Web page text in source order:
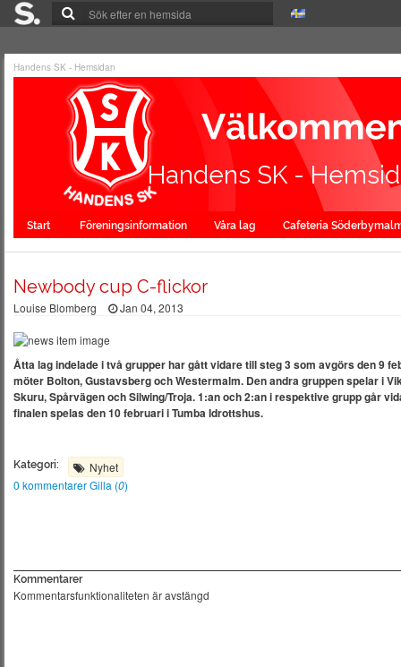
Handens SK - Hemsidan
Handens SK -
Start Föreningsinformation Våra lag Cafeteria
Newbody cup C-flickor
Louise Blomberg Jan 04, 2013
Åtta lag indelade i två grupper har gått vidare till steg 3 som avgörs den 9
möter Bolton, Gustavsberg och Westermalm. Den andra gruppen spelar i
Skuru, Spårvägen och Silwing/Troja. 1:an och 2:an i respektive grupp går
finalen spelas den 10 februari i Tumba Idrottshus.
Kategori:
Nyhet
0 kommentarerGilla (0)
Kommentarer
Kommentarsfunktionaliteten är avstängd